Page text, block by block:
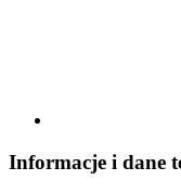
Informacje i dane